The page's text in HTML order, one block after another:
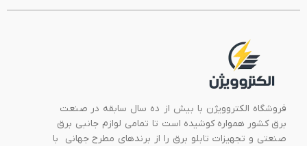
فروشگاه الکتروویژن با بیش از ده سال سابقه در صنعت
برق کشور همواره کوشیده است تا تمامی لوازم جانبی برق
صنعتی و تجهیزات تابلو برق را از برندهای مطرح جهانی با